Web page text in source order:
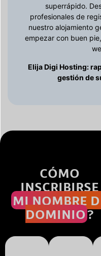
superrápido.
profesionales de
nuestro alojamiento
empezar con buen
Elija Digi Hosting:
gestión de
CÓMO
INSCRIBIRSE
MI NOMBRE
DOMINIO?